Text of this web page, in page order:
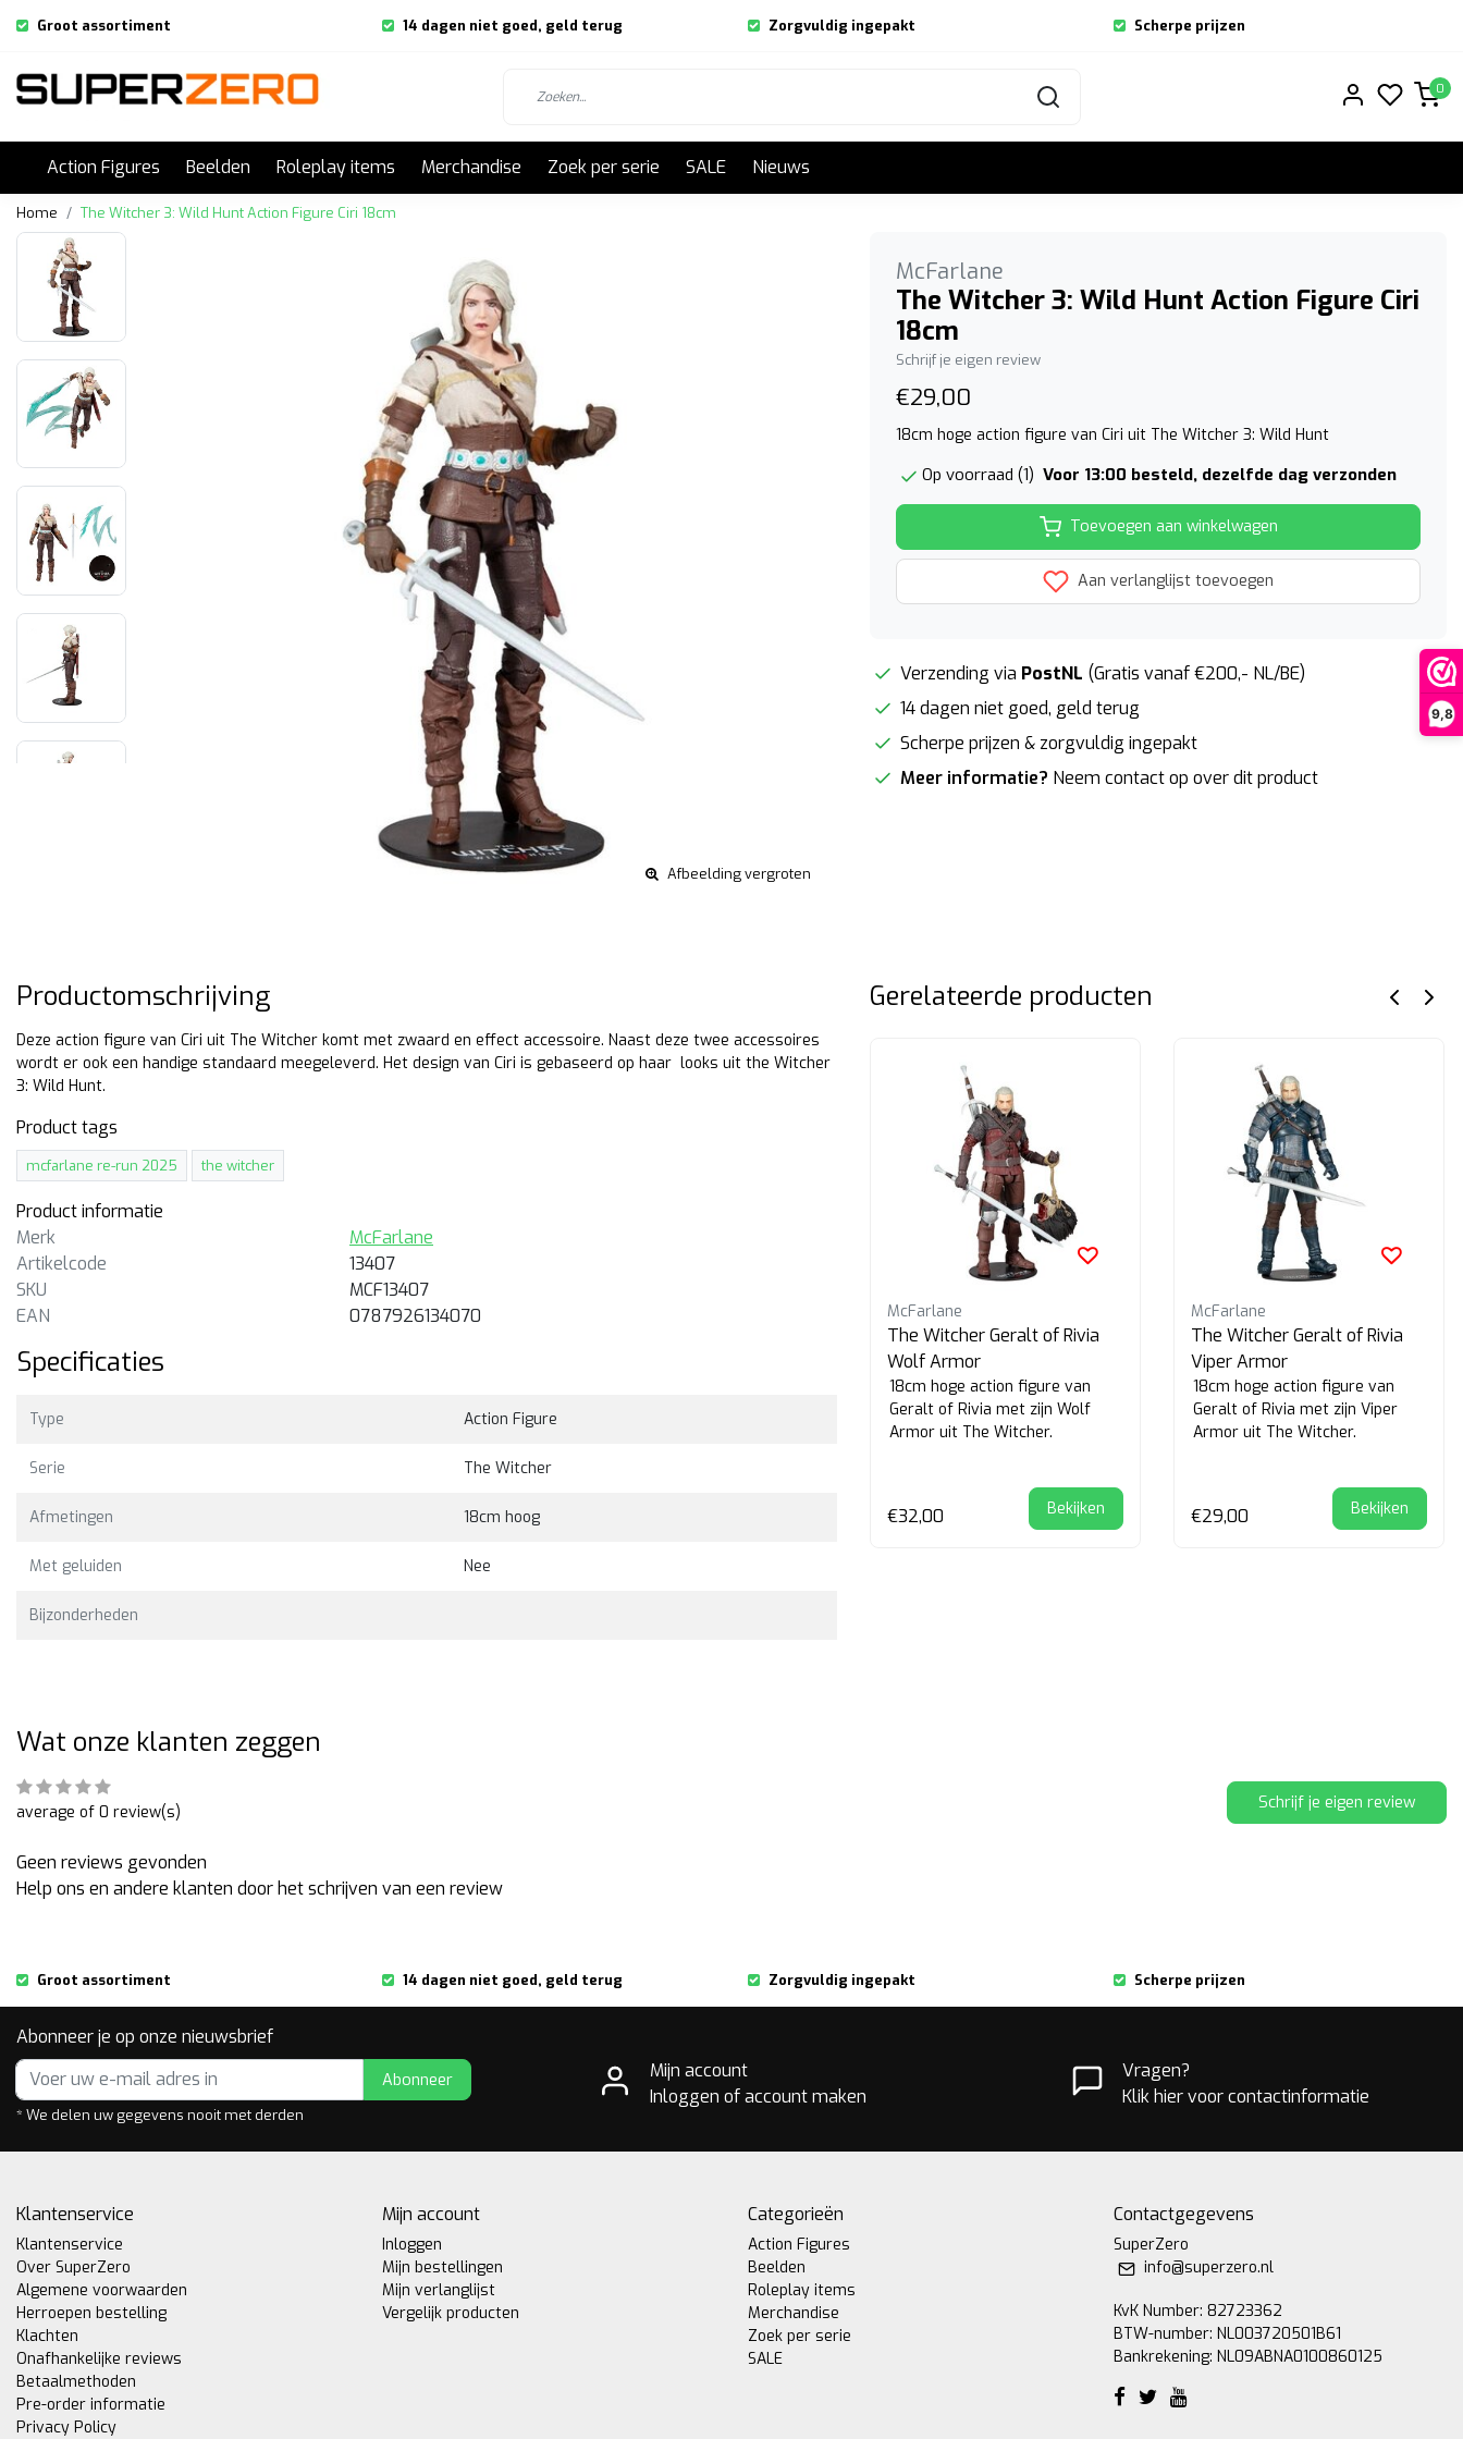
9,8
Groot assortiment 14 dagen niet goed, geld terug Zorgvuldig ingepakt Scherpe prijzen
0
Action Figures Beelden Roleplay items Merchandise Zoek per serie SALE Nieuws
Home The Witcher 3: Wild Hunt Action Figure Ciri 18cm
Afbeelding vergroten
McFarlane
The Witcher 3: Wild Hunt Action Figure Ciri
18cm
Schrijf je eigen review
€29,00
18cm hoge action figure van Ciri uit The Witcher 3: Wild Hunt
Op voorraad (1) Voor 13:00 besteld, dezelfde dag verzonden
Toevoegen aan winkelwagen
Aan verlanglijst toevoegen
Verzending via PostNL (Gratis vanaf €200,- NL/BE)
14 dagen niet goed, geld terug
Scherpe prijzen & zorgvuldig ingepakt
Meer informatie? Neem contact op over dit product
Productomschrijving
Deze action figure van Ciri uit The Witcher komt met zwaard en effect accessoire. Naast deze twee accessoires
wordt er ook een handige standaard meegeleverd. Het design van Ciri is gebaseerd op haar looks uit the Witcher
3: Wild Hunt.
Product tags
mcfarlane re-run 2025 the witcher
Product informatie
Merk
McFarlane
Artikelcode
13407
SKU
MCF13407
EAN
0787926134070
Specificaties
Type Action Figure
Serie The Witcher
Afmetingen 18cm hoog
Met geluiden Nee
Bijzonderheden
Gerelateerde producten
McFarlane
Geralt of Rivia met zijn Viper
Bekijken
McFarlane
The Witcher Geralt of Rivia
Wolf Armor
18cm hoge action figure van
Geralt of Rivia met zijn Wolf
Armor uit The Witcher.
€32,00 Bekijken
McFarlane
The Witcher Geralt of Rivia
Viper Armor
18cm hoge action figure van
Geralt of Rivia met zijn Viper
Armor uit The Witcher.
€29,00 Bekijken
Wat onze klanten zeggen
average of 0 review(s) Schrijf je eigen review
Geen reviews gevonden
Help ons en andere klanten door het schrijven van een review
Groot assortiment 14 dagen niet goed, geld terug Zorgvuldig ingepakt Scherpe prijzen
Abonneer je op onze nieuwsbrief
Abonneer
* We delen uw gegevens nooit met derden
Mijn account
Inloggen of account maken
Vragen?
Klik hier voor contactinformatie
Klantenservice
Klantenservice
Over SuperZero
Algemene voorwaarden
Herroepen bestelling
Klachten
Onafhankelijke reviews
Betaalmethoden
Pre-order informatie
Privacy Policy
Mijn account
Inloggen
Mijn bestellingen
Mijn verlanglijst
Vergelijk producten
Categorieën
Action Figures
Beelden
Roleplay items
Merchandise
Zoek per serie
SALE
Contactgegevens
SuperZero
info@superzero.nl
KvK Number: 82723362
BTW-number: NL003720501B61
Bankrekening: NL09ABNA0100860125